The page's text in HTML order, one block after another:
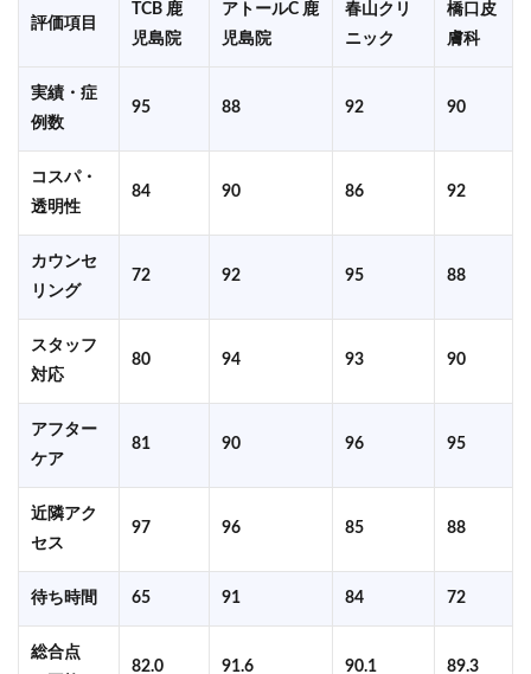
評価項目
TCB 鹿
児島院
アトールC 鹿
児島院
春山クリ
ニック
橋口皮
膚科
実績・症
例数
95 88 92 90
コスパ・
透明性
84 90 86 92
カウンセ
リング
72 92 95 88
スタッフ
対応
80 94 93 90
アフター
ケア
81 90 96 95
近隣アク
セス
97 96 85 88
待ち時間 65 91 84 72
総合点
82.0
91.6 90.1 89.3